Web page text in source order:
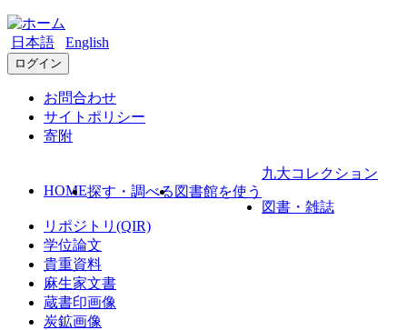
日本語 English
ログイン
お問合わせ
サイトポリシー
寄附
HOME探す・調べる 図書館を使う
九大コレクション
図書・雑誌
リポジトリ(QIR)
学位論文
貴重資料
麻生家文書
蔵書印画像
炭鉱画像